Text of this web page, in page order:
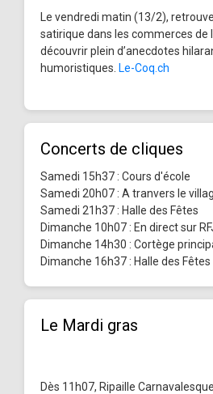
Le vendredi matin (13/2),
satirique dans les commerces de
découvrir plein d’anecdotes
humoristiques. Le-Coq.ch
Concerts de cliques
Samedi 15h37 : Cours d'école
Samedi 20h07 : A tranvers le
Samedi 21h37 : Halle des Fêtes
Dimanche 10h07 : En direct sur
Dimanche 14h30 : Cortège
Dimanche 16h37 : Halle des Fêtes
Le Mardi gras
Dès 11h07, Ripaille